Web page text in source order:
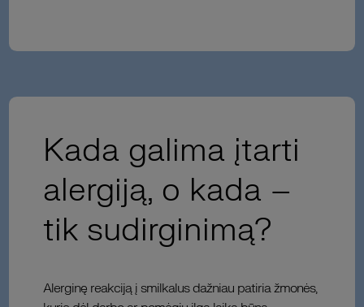
Kada galima įtarti
alergiją, o kada –
tik sudirginimą?
Alerginę reakciją į smilkalus dažniau patiria žmonės,